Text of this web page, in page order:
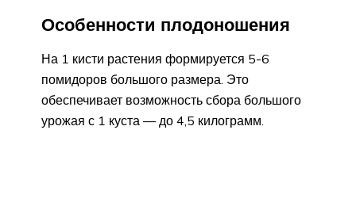
Особенности плодоношения
На 1 кисти растения формируется 5-6
помидоров большого размера. Это
обеспечивает возможность сбора большого
урожая с 1 куста — до 4,5 килограмм.